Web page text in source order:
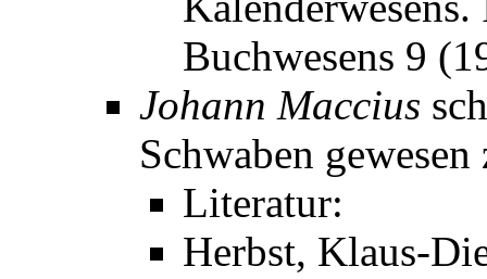
Buchwesens 9
Johann Maccius
Schwaben gewesen
Literatur:
Herbst, Klaus-